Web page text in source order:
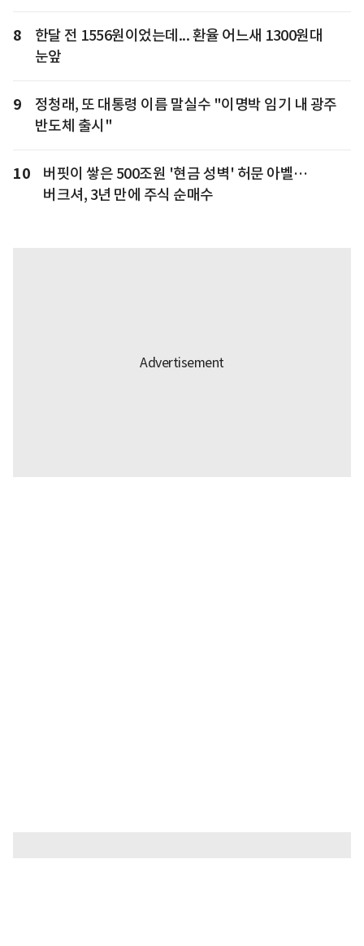
8
한달 전 1556원이었는데... 환율 어느새 1300원대
눈앞
9
정청래, 또 대통령 이름 말실수 "이명박 임기 내 광주
반도체 출시"
10
버핏이 쌓은 500조원 '현금 성벽' 허문 아벨…
버크셔, 3년 만에 주식 순매수